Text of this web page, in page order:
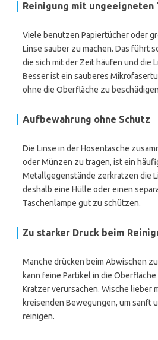
Reinigung mit ungeeigneten
Viele benutzen Papiertücher oder
Linse sauber zu machen. Das führt
die sich mit der Zeit häufen und die
Besser ist ein sauberes
ohne die Oberfläche zu
Aufbewahrung ohne Schutz
Die Linse in der Hosentasche
oder Münzen zu tragen, ist ein
Metallgegenstände zerkratzen die
deshalb eine Hülle oder einen
Taschenlampe gut zu schützen.
Zu starker Druck beim
Manche drücken beim Abwischen
kann feine Partikel in die
Kratzer verursachen. Wische lieber
kreisenden Bewegungen, um sanft
reinigen.